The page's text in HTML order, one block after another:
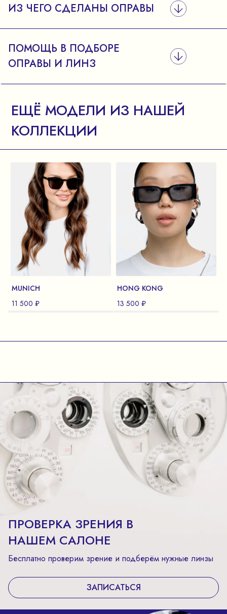
ИЗ ЧЕГО СДЕЛАНЫ ОПРАВЫ
ПОМОЩЬ В ПОДБОРЕ
ОПРАВЫ И ЛИНЗ
ЕЩЁ МОДЕЛИ ИЗ НАШЕЙ
КОЛЛЕКЦИИ
MUNICH
11 500 ₽
HONG KONG
13 500 ₽
ПРОВЕРКА ЗРЕНИЯ В
НАШЕМ САЛОНЕ
Бесплатно проверим зрение и подберём нужные линзы
ЗАПИСАТЬСЯ